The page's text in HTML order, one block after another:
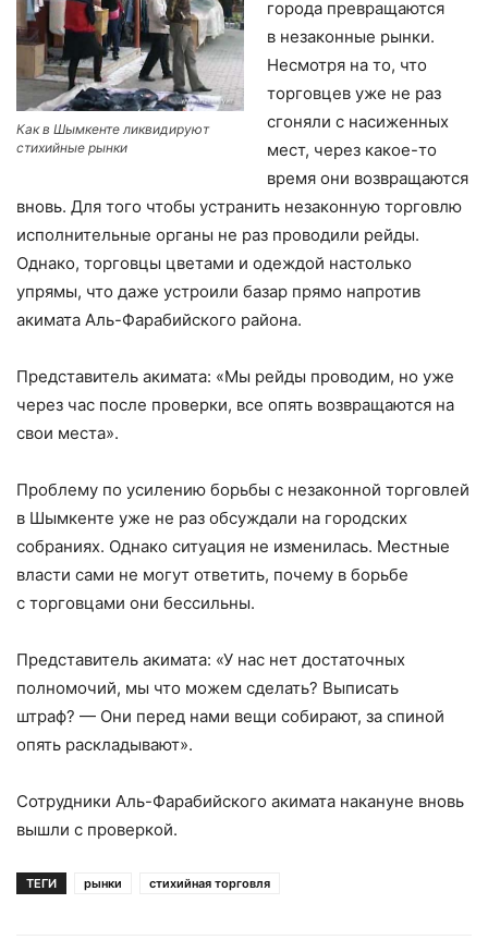
Как в Шымкенте ликвидируют
стихийные рынки
города превращаются
в незаконные рынки.
Несмотря на то, что
торговцев уже не раз
сгоняли с насиженных
мест, через какое-то
время они возвращаются
вновь. Для того чтобы устранить незаконную торговлю
исполнительные органы не раз проводили рейды.
Однако, торговцы цветами и одеждой настолько
упрямы, что даже устроили базар прямо напротив
акимата Аль-Фарабийского района.
Представитель акимата: «Мы рейды проводим, но уже
через час после проверки, все опять возвращаются на
свои места».
Проблему по усилению борьбы с незаконной торговлей
в Шымкенте уже не раз обсуждали на городских
собраниях. Однако ситуация не изменилась. Местные
власти сами не могут ответить, почему в борьбе
с торговцами они бессильны.
Представитель акимата: «У нас нет достаточных
полномочий, мы что можем сделать? Выписать
штраф? — Они перед нами вещи собирают, за спиной
опять раскладывают».
Сотрудники Аль-Фарабийского акимата накануне вновь
вышли с проверкой.
ТЕГИ рынки стихийная торговля